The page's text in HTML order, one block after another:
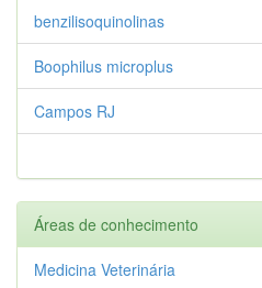
benzilisoquinolinas
Boophilus microplus
Campos RJ
Áreas de conhecimento
Medicina Veterinária